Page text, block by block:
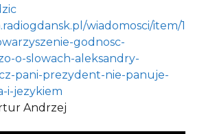
wiadomosci/item/1
godnosc-
o-slowach-aleksandry-
pani-prezydent-nie-panuje-
i-jezykiem
Andrzej